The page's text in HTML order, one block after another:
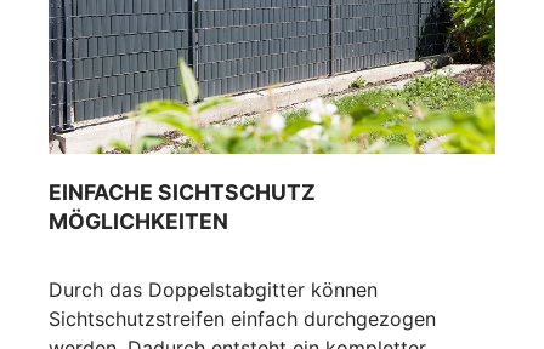
EINFACHE SICHTSCHUTZ
MÖGLICHKEITEN
Durch das Doppelstabgitter können
Sichtschutzstreifen einfach durchgezogen